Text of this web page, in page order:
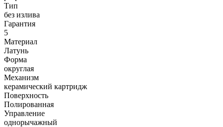
Тип
без излива
Гарантия
5
Материал
Латунь
Форма
округлая
Механизм
керамический картридж
Поверхность
Полированная
Управление
однорычажный